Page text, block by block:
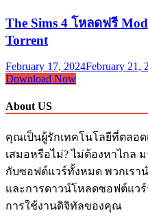
The Sims 4 โหลดฟรี
Torrent
February 17, 2024February 21,
The
4
โหลด
ฟรี
Mod
Crack
(2023.07.20)
+
Torrent
Download Now
About US
คุณเป็นผู้รักเทคโนโลยีที่ตลอ
เสมอหรือไม่? ไม่ต้องหาไกล
กับซอฟต์แวร์ทั้งหมด พวกเรา
และการดาวน์โหลดซอฟต์แว
การใช้งานดิจิทัลของคุณ